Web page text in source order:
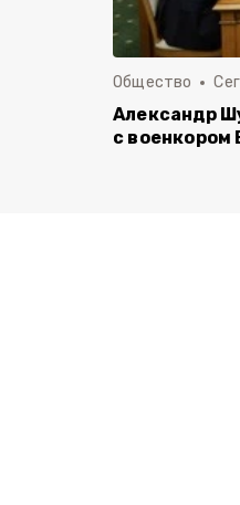
Общество
Александр
с военкором